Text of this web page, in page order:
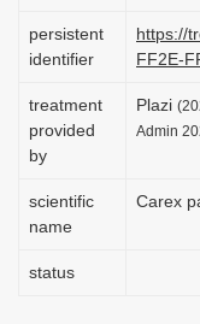
persistent
identifier
https://
FF2E-
treatment
provided
by
Plazi
Admin
scientific
name
Carex
status